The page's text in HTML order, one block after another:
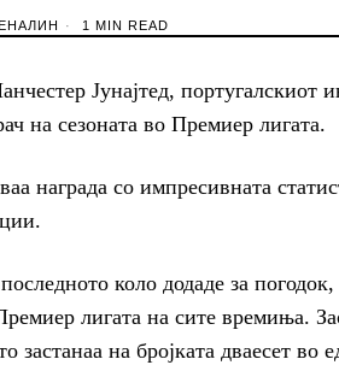
1 MIN READ
Јунајтед,
на сезоната во Премиер лигата.
награда со импресивната
коло додаде за погодок,
лигата на сите времиња.
застанаа на бројката дваесет во